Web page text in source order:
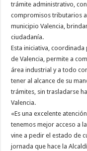
trámite administrativo,
compromisos tributarios
municipio Valencia,
ciudadanía.
Esta iniciativa,
de Valencia, permite a
área industrial y a todo
tener al alcance de su
trámites, sin trasladarse
Valencia.
«Es una excelente
tenemos mejor acceso a
vine a pedir el estado de
jornada que hace la